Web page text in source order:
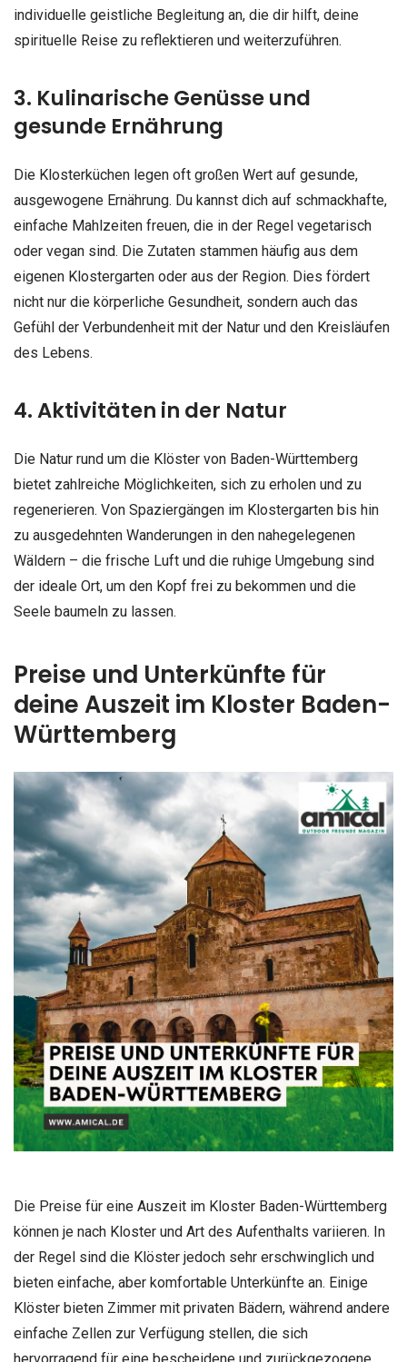
individuelle geistliche Begleitung an, die dir hilft, deine
spirituelle Reise zu reflektieren und weiterzuführen.
3. Kulinarische Genüsse und
gesunde Ernährung
Die Klosterküchen legen oft großen Wert auf gesunde,
ausgewogene Ernährung. Du kannst dich auf schmackhafte,
einfache Mahlzeiten freuen, die in der Regel vegetarisch
oder vegan sind. Die Zutaten stammen häufig aus dem
eigenen Klostergarten oder aus der Region. Dies fördert
nicht nur die körperliche Gesundheit, sondern auch das
Gefühl der Verbundenheit mit der Natur und den Kreisläufen
des Lebens.
4. Aktivitäten in der Natur
Die Natur rund um die Klöster von Baden-Württemberg
bietet zahlreiche Möglichkeiten, sich zu erholen und zu
regenerieren. Von Spaziergängen im Klostergarten bis hin
zu ausgedehnten Wanderungen in den nahegelegenen
Wäldern – die frische Luft und die ruhige Umgebung sind
der ideale Ort, um den Kopf frei zu bekommen und die
Seele baumeln zu lassen.
Preise und Unterkünfte für
deine Auszeit im Kloster Baden-
Württemberg
Die Preise für eine Auszeit im Kloster Baden-Württemberg
können je nach Kloster und Art des Aufenthalts variieren. In
der Regel sind die Klöster jedoch sehr erschwinglich und
bieten einfache, aber komfortable Unterkünfte an. Einige
Klöster bieten Zimmer mit privaten Bädern, während andere
einfache Zellen zur Verfügung stellen, die sich